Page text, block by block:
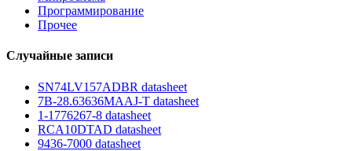
Программирование
Прочее
Случайные записи
SN74LV157ADBR datasheet
7B-28.63636MAAJ-T datasheet
1-1776267-8 datasheet
RCA10DTAD datasheet
9436-7000 datasheet